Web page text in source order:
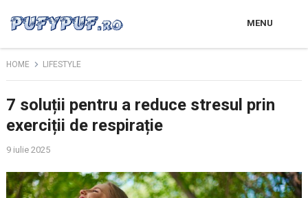
MENU
HOME LIFESTYLE
7 soluții pentru a reduce stresul prin
exerciții de respirație
9 iulie 2025